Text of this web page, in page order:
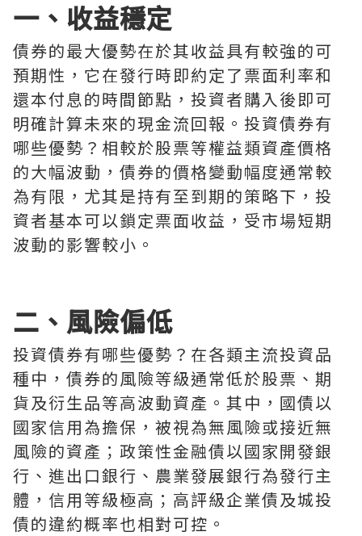
一、收益穩定
債券的最大優勢在於其收益具有較強的可
預期性，它在發行時即約定了票面利率和
還本付息的時間節點，投資者購入後即可
明確計算未來的現金流回報。投資債券有
哪些優勢？相較於股票等權益類資產價格
的大幅波動，債券的價格變動幅度通常較
為有限，尤其是持有至到期的策略下，投
資者基本可以鎖定票面收益，受市場短期
波動的影響較小。
二、風險偏低
投資債券有哪些優勢？在各類主流投資品
種中，債券的風險等級通常低於股票、期
貨及衍生品等高波動資產。其中，國債以
國家信用為擔保，被視為無風險或接近無
風險的資產；政策性金融債以國家開發銀
行、進出口銀行、農業發展銀行為發行主
體，信用等級極高；高評級企業債及城投
債的違約概率也相對可控。